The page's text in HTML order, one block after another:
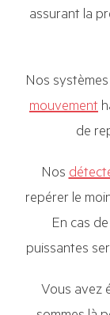
assurant la
Nos
mouvement
de
Nos
repérer le
En cas
puissantes
Vous avez